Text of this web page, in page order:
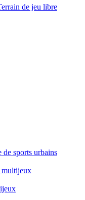
de jeu libre
de sports urbains
multijeux